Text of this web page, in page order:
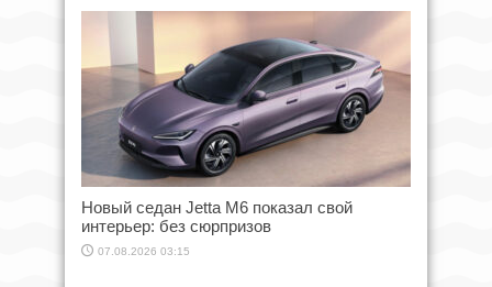
Новый седан Jetta M6 показал свой
интерьер: без сюрпризов
07.08.2026 03:15